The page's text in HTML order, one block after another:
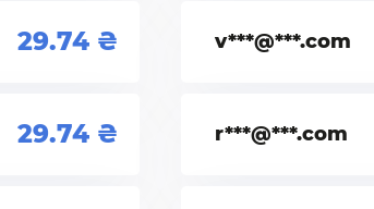
29.74 v***@***.com
29.74 r***@***.com